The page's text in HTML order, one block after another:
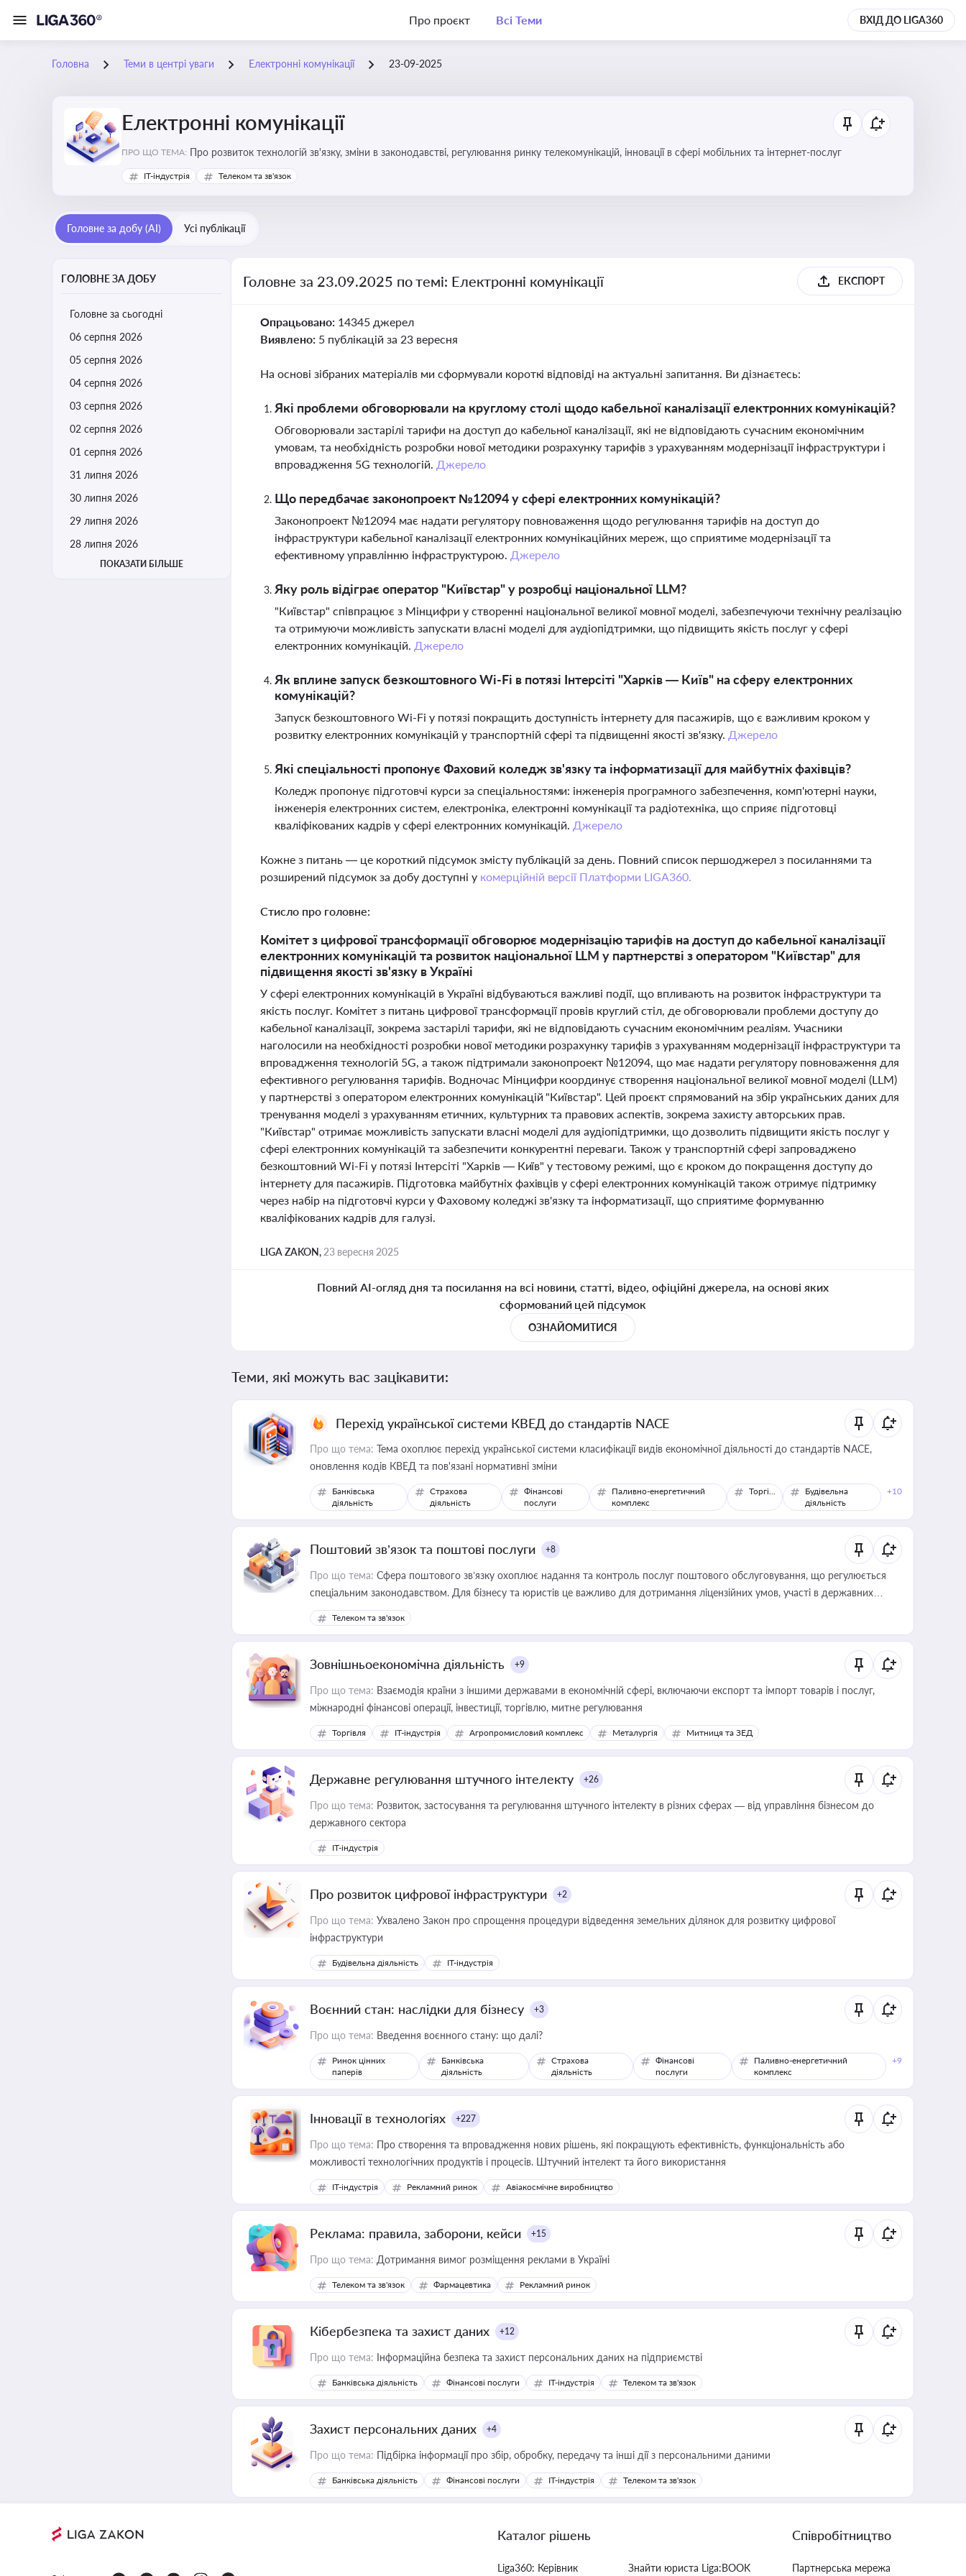
Про проєкт Всі Теми ВХІД ДО LIGA360
Головна Теми в центрі уваги Електронні комунікації 23-09-2025
Електронні комунікації
ПРО ЩО ТЕМА: Про розвиток технологій зв'язку, зміни в законодавстві, регулювання ринку телекомунікацій, інновації в сфері мобільних та інтернет-послуг
IT-індустрія Телеком та зв'язок
Головне за добу (AI) Усі публікації
ГОЛОВНЕ ЗА ДОБУ
Головне за сьогодні
06 серпня 2026
05 серпня 2026
04 серпня 2026
03 серпня 2026
02 серпня 2026
01 серпня 2026
31 липня 2026
30 липня 2026
29 липня 2026
28 липня 2026
ПОКАЗАТИ БІЛЬШЕ
Головне за 23.09.2025 по темі: Електронні комунікації ЕКСПОРТ
Опрацьовано: 14345 джерел
Виявлено: 5 публікацій за 23 вересня
На основі зібраних матеріалів ми сформували короткі відповіді на актуальні запитання. Ви дізнаєтесь:
Які проблеми обговорювали на круглому столі щодо кабельної каналізації електронних комунікацій?
Обговорювали застарілі тарифи на доступ до кабельної каналізації, які не відповідають сучасним економічним
умовам, та необхідність розробки нової методики розрахунку тарифів з урахуванням модернізації інфраструктури і
впровадження 5G технологій. Джерело
Що передбачає законопроект №12094 у сфері електронних комунікацій?
Законопроект №12094 має надати регулятору повноваження щодо регулювання тарифів на доступ до
інфраструктури кабельної каналізації електронних комунікаційних мереж, що сприятиме модернізації та
ефективному управлінню інфраструктурою. Джерело
Яку роль відіграє оператор "Київстар" у розробці національної LLM?
"Київстар" співпрацює з Мінцифри у створенні національної великої мовної моделі, забезпечуючи технічну реалізацію
та отримуючи можливість запускати власні моделі для аудіопідтримки, що підвищить якість послуг у сфері
електронних комунікацій. Джерело
Як вплине запуск безкоштовного Wi-Fi в потязі Інтерсіті "Харків — Київ" на сферу електронних
комунікацій?
Запуск безкоштовного Wi-Fi у потязі покращить доступність інтернету для пасажирів, що є важливим кроком у
розвитку електронних комунікацій у транспортній сфері та підвищенні якості зв'язку. Джерело
Які спеціальності пропонує Фаховий коледж зв'язку та інформатизації для майбутніх фахівців?
Коледж пропонує підготовчі курси за спеціальностями: інженерія програмного забезпечення, комп'ютерні науки,
інженерія електронних систем, електроніка, електронні комунікації та радіотехніка, що сприяє підготовці
кваліфікованих кадрів у сфері електронних комунікацій. Джерело
Кожне з питань — це короткий підсумок змісту публікацій за день. Повний список першоджерел з посиланнями та
розширений підсумок за добу доступні у комерційній версії Платформи LIGA360.
Стисло про головне:
Комітет з цифрової трансформації обговорює модернізацію тарифів на доступ до кабельної каналізації
електронних комунікацій та розвиток національної LLM у партнерстві з оператором "Київстар" для
підвищення якості зв'язку в Україні
У сфері електронних комунікацій в Україні відбуваються важливі події, що впливають на розвиток інфраструктури та
якість послуг. Комітет з питань цифрової трансформації провів круглий стіл, де обговорювали проблеми доступу до
кабельної каналізації, зокрема застарілі тарифи, які не відповідають сучасним економічним реаліям. Учасники
наголосили на необхідності розробки нової методики розрахунку тарифів з урахуванням модернізації інфраструктури та
впровадження технологій 5G, а також підтримали законопроект №12094, що має надати регулятору повноваження для
ефективного регулювання тарифів. Водночас Мінцифри координує створення національної великої мовної моделі (LLM)
у партнерстві з оператором електронних комунікацій "Київстар". Цей проєкт спрямований на збір українських даних для
тренування моделі з урахуванням етичних, культурних та правових аспектів, зокрема захисту авторських прав.
"Київстар" отримає можливість запускати власні моделі для аудіопідтримки, що дозволить підвищити якість послуг у
сфері електронних комунікацій та забезпечити конкурентні переваги. Також у транспортній сфері запроваджено
безкоштовний Wi-Fi у потязі Інтерсіті "Харків — Київ" у тестовому режимі, що є кроком до покращення доступу до
інтернету для пасажирів. Підготовка майбутніх фахівців у сфері електронних комунікацій також отримує підтримку
через набір на підготовчі курси у Фаховому коледжі зв'язку та інформатизації, що сприятиме формуванню
кваліфікованих кадрів для галузі.
LIGA ZAKON, 23 вересня 2025
Повний AI-огляд дня та посилання на всі новини, статті, відео, офіційні джерела, на основі яких
сформований цей підсумок
ОЗНАЙОМИТИСЯ
Теми, які можуть вас зацікавити:
Перехід української системи КВЕД до стандартів NACE
Про що тема: Тема охоплює перехід української системи класифікації видів економічної діяльності до стандартів NACE,
оновлення кодів КВЕД та пов'язані нормативні зміни
Банківська
діяльність
Страхова
діяльність
Фінансові
послуги
Паливно-енергетичний
комплекс
Торгівля
Будівельна
діяльність
+10
Поштовий зв’язок та поштові послуги +8
Про що тема: Сфера поштового зв’язку охоплює надання та контроль послуг поштового обслуговування, що регулюється
спеціальним законодавством. Для бізнесу та юристів це важливо для дотримання ліцензійних умов, участі в державних
реєстрах і забезпечення прав споживачів.
Телеком та зв'язок
Зовнішньоекономічна діяльність +9
Про що тема: Взаємодія країни з іншими державами в економічній сфері, включаючи експорт та імпорт товарів і послуг,
міжнародні фінансові операції, інвестиції, торгівлю, митне регулювання
Торгівля IT-індустрія Агропромисловий комплекс Металургія Митниця та ЗЕД
Державне регулювання штучного інтелекту +26
Про що тема: Розвиток, застосування та регулювання штучного інтелекту в різних сферах — від управління бізнесом до
державного сектора
IT-індустрія
Про розвиток цифрової інфраструктури +2
Про що тема: Ухвалено Закон про спрощення процедури відведення земельних ділянок для розвитку цифрової
інфраструктури
Будівельна діяльність IT-індустрія
Воєнний стан: наслідки для бізнесу +3
Про що тема: Введення воєнного стану: що далі?
Ринок цінних
паперів
Банківська
діяльність
Страхова
діяльність
Фінансові
послуги
Паливно-енергетичний
комплекс
+9
Інновації в технологіях +227
Про що тема: Про створення та впровадження нових рішень, які покращують ефективність, функціональність або
можливості технологічних продуктів і процесів. Штучний інтелект та його використання
IT-індустрія Рекламний ринок Авіакосмічне виробництво
Реклама: правила, заборони, кейси +15
Про що тема: Дотримання вимог розміщення реклами в Україні
Телеком та зв'язок Фармацевтика Рекламний ринок
Кібербезпека та захист даних +12
Про що тема: Інформаційна безпека та захист персональних даних на підприємстві
Банківська діяльність Фінансові послуги IT-індустрія Телеком та зв'язок
Захист персональних даних +4
Про що тема: Підбірка інформації про збір, обробку, передачу та інші дії з персональними даними
Банківська діяльність Фінансові послуги IT-індустрія Телеком та зв'язок
Каталог рішень
Liga360: Керівник Знайти юриста Liga:BOOK
Співробітництво
Партнерська мережа